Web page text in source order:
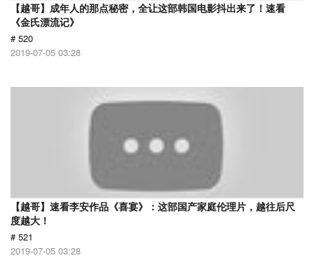
【越哥】成年人的那点秘密，全让这部韩国电影抖出来了！速看
《金氏漂流记》
# 520
2019-07-05 03:28
【越哥】速看李安作品《喜宴》：这部国产家庭伦理片，越往后尺
度越大！
# 521
2019-07-05 03:28